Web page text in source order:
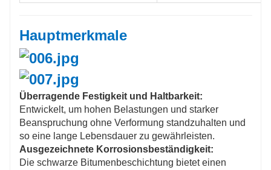
Hauptmerkmale
Überragende Festigkeit und Haltbarkeit:
Entwickelt, um hohen Belastungen und starker
Beanspruchung ohne Verformung standzuhalten und
so eine lange Lebensdauer zu gewährleisten.
Ausgezeichnete Korrosionsbeständigkeit:
Die schwarze Bitumenbeschichtung bietet einen